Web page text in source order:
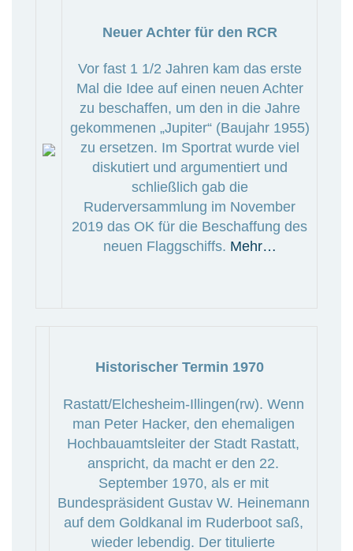
Neuer Achter für den RCR
Vor fast 1 1/2 Jahren kam das erste
Mal die Idee auf einen neuen Achter
zu beschaffen, um den in die Jahre
gekommenen „Jupiter“ (Baujahr 1955)
zu ersetzen. Im Sportrat wurde viel
diskutiert und argumentiert und
schließlich gab die
Ruderversammlung im November
2019 das OK für die Beschaffung des
neuen Flaggschiffs. Mehr…
Historischer Termin 1970
Rastatt/Elchesheim-Illingen(rw). Wenn
man Peter Hacker, den ehemaligen
Hochbauamtsleiter der Stadt Rastatt,
anspricht, da macht er den 22.
September 1970, als er mit
Bundespräsident Gustav W. Heinemann
auf dem Goldkanal im Ruderboot saß,
wieder lebendig. Der titulierte